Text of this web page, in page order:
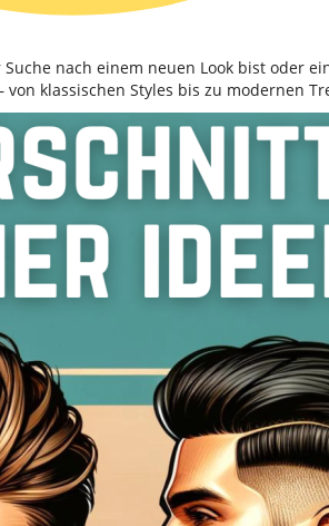
nach einem neuen Look bist
klassischen Styles bis zu modernen